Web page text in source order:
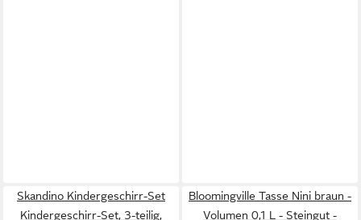
Skandino Kindergeschirr-Set
Kindergeschirr-Set, 3-teilig,
Bloomingville Tasse Nini braun -
Volumen 0,1 L - Steingut -